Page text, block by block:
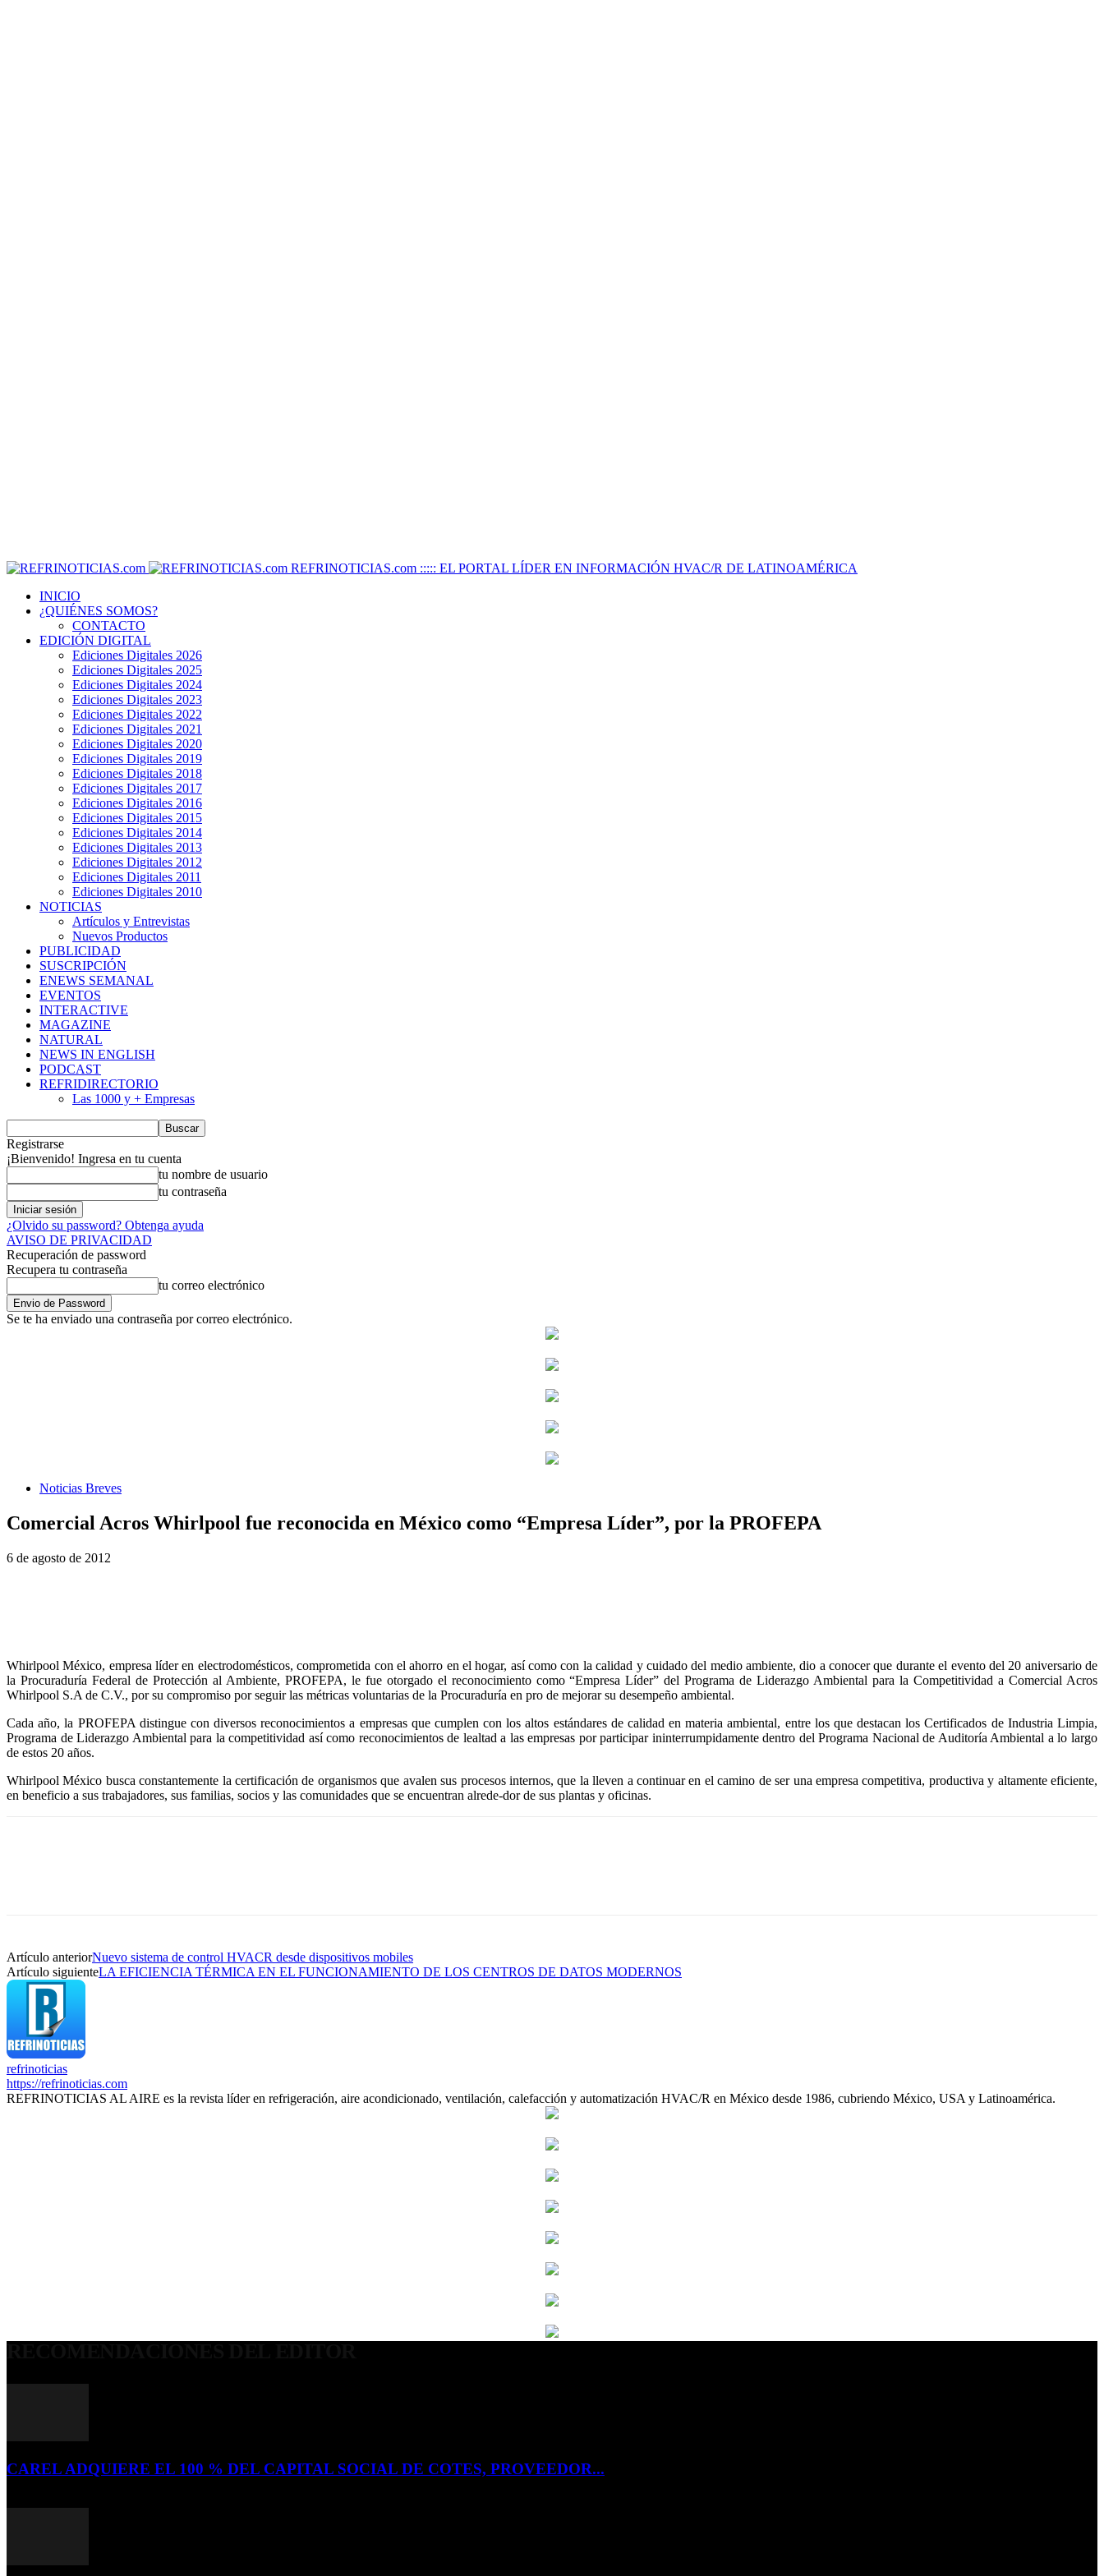
REFRINOTICIAS.com ::::: EL PORTAL LÍDER EN INFORMACIÓN HVAC/R DE LATINOAMÉRICA
INICIO
¿QUIÉNES SOMOS?
CONTACTO
EDICIÓN DIGITAL
Ediciones Digitales 2026
Ediciones Digitales 2025
Ediciones Digitales 2024
Ediciones Digitales 2023
Ediciones Digitales 2022
Ediciones Digitales 2021
Ediciones Digitales 2020
Ediciones Digitales 2019
Ediciones Digitales 2018
Ediciones Digitales 2017
Ediciones Digitales 2016
Ediciones Digitales 2015
Ediciones Digitales 2014
Ediciones Digitales 2013
Ediciones Digitales 2012
Ediciones Digitales 2011
Ediciones Digitales 2010
NOTICIAS
Artículos y Entrevistas
Nuevos Productos
PUBLICIDAD
SUSCRIPCIÓN
ENEWS SEMANAL
EVENTOS
INTERACTIVE
MAGAZINE
NATURAL
NEWS IN ENGLISH
PODCAST
REFRIDIRECTORIO
Las 1000 y + Empresas
Registrarse
¡Bienvenido! Ingresa en tu cuenta
tu nombre de usuario
tu contraseña
¿Olvido su password? Obtenga ayuda
AVISO DE PRIVACIDAD
Recuperación de password
Recupera tu contraseña
tu correo electrónico
Se te ha enviado una contraseña por correo electrónico.
Noticias Breves
Comercial Acros Whirlpool fue reconocida en México como “Empresa Líder”, por la PROFEPA
6 de agosto de 2012
Whirlpool México, empresa líder en electrodomésticos, comprometida con el ahorro en el hogar, así como con la calidad y cuidado del medio ambiente, dio a conocer que durante el evento del 20 aniversario de
la Procuraduría Federal de Protección al Ambiente, PROFEPA, le fue otorgado el reconocimiento como “Empresa Líder” del Programa de Liderazgo Ambiental para la Competitividad a Comercial Acros
Whirlpool S.A de C.V., por su compromiso por seguir las métricas voluntarias de la Procuraduría en pro de mejorar su desempeño ambiental.
Cada año, la PROFEPA distingue con diversos reconocimientos a empresas que cumplen con los altos estándares de calidad en materia ambiental, entre los que destacan los Certificados de Industria Limpia,
Programa de Liderazgo Ambiental para la competitividad así como reconocimientos de lealtad a las empresas por participar ininterrumpidamente dentro del Programa Nacional de Auditoría Ambiental a lo largo
de estos 20 años.
Whirlpool México busca constantemente la certificación de organismos que avalen sus procesos internos, que la lleven a continuar en el camino de ser una empresa competitiva, productiva y altamente eficiente,
en beneficio a sus trabajadores, sus familias, socios y las comunidades que se encuentran alrede-dor de sus plantas y oficinas.
Artículo anteriorNuevo sistema de control HVACR desde dispositivos mobiles
Artículo siguienteLA EFICIENCIA TÉRMICA EN EL FUNCIONAMIENTO DE LOS CENTROS DE DATOS MODERNOS
refrinoticias
https://refrinoticias.com
REFRINOTICIAS AL AIRE es la revista líder en refrigeración, aire acondicionado, ventilación, calefacción y automatización HVAC/R en México desde 1986, cubriendo México, USA y Latinoamérica.
CAREL ADQUIERE EL 100 % DEL CAPITAL SOCIAL DE COTES, PROVEEDOR...